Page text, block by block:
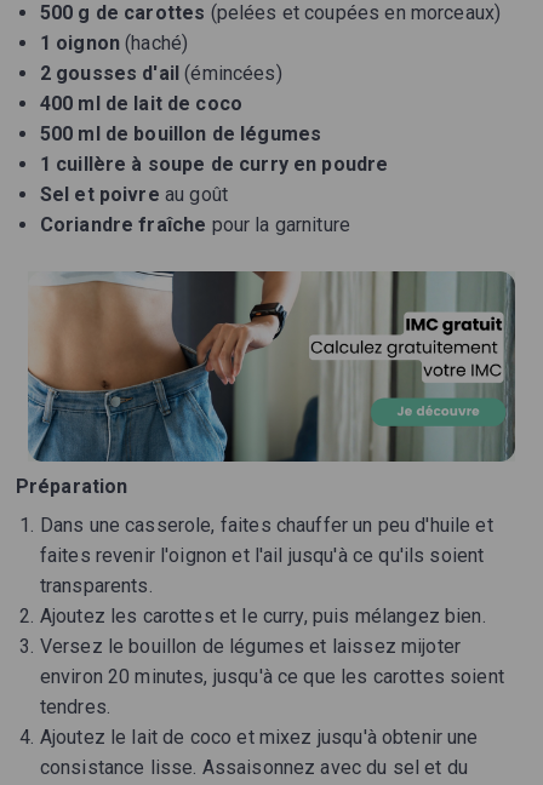
500 g de carottes (pelées et coupées en morceaux)
1 oignon (haché)
2 gousses d'ail (émincées)
400 ml de lait de coco
500 ml de bouillon de légumes
1 cuillère à soupe de curry en poudre
Sel et poivre au goût
Coriandre fraîche pour la garniture
Préparation
Dans une casserole, faites chauffer un peu d'huile et
faites revenir l'oignon et l'ail jusqu'à ce qu'ils soient
transparents.
Ajoutez les carottes et le curry, puis mélangez bien.
Versez le bouillon de légumes et laissez mijoter
environ 20 minutes, jusqu'à ce que les carottes soient
tendres.
Ajoutez le lait de coco et mixez jusqu'à obtenir une
consistance lisse. Assaisonnez avec du sel et du